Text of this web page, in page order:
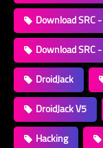
Download SRC
Download SRC
DroidJack
DroidJack V5
Hacking